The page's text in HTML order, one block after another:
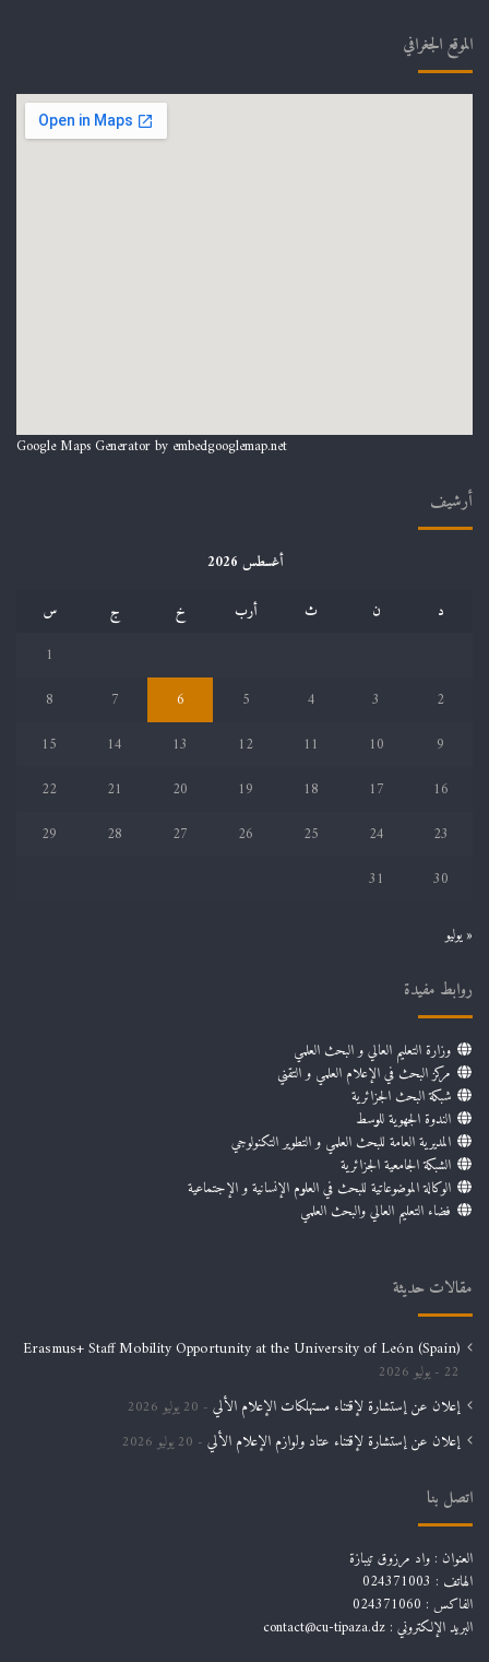
الموقع الجغرافي
Google Maps Generator by embedgooglemap.net
أرشيف
أغسطس 2026
د
ن ث أرب خ ج
س
1
2
3
4
5
6
7
8
9
10
11
12
13
14
15
16
17
18
19
20
21
22
23
24
25
26
27
28
29
30
31
« يوليو
روابط مفيدة
وزارة التعليم العالي و البحث العلمي
مركز البحث في الإعلام العلمي و التقني
شبكة البحث الجزائرية
الندوة الجهوية للوسط
المديرية العامة للبحث العلمي و التطوير التكنولوجي
الشبكة الجامعية الجزائرية
الوكالة الموضوعاتية للبحث في العلوم الإنسانية و الإجتماعية
فضاء التعليم العالي والبحث العلمي
مقالات حديثة
Erasmus+ Staff Mobility Opportunity at the University of León (Spain)
22 يوليو 2026
إعلان عن إستشارة لإقتناء مستهلكات الإعلام الألي 20 يوليو 2026
إعلان عن إستشارة لإقتناء عتاد ولوازم الإعلام الألي 20 يوليو 2026
اتصل بنا
العنوان : واد مرزوق تيبازة
الهاتف : 024371003
الفاكس : 024371060
البريد الإلكتروني : contact@cu-tipaza.dz